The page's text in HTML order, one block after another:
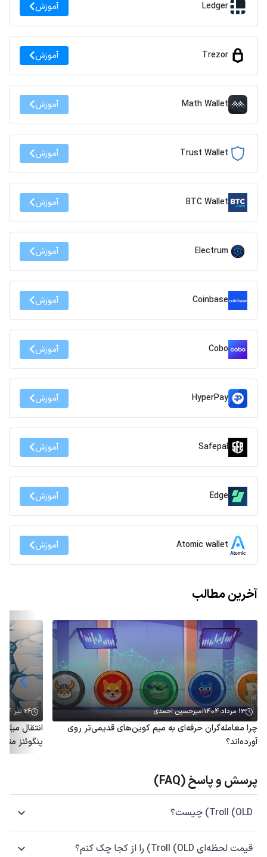
Ledger آموزش
Trezor آموزش
Math Wallet آموزش
Trust Wallet آموزش
BTC Wallet آموزش
Electrum آموزش
Coinbase آموزش
Cobo آموزش
HyperPay آموزش
Safepal آموزش
Edge آموزش
Atomic wallet آموزش
آخرین مطالب
13 مرداد 1404 امیرحسین احمدی
چرا معامله‌گران حرفه‌ای به میم کوین‌های قدیمی‌تر روی
آورده‌اند؟
26 تیر 1404
پنگوئنز
پرسش و پاسخ (FAQ)
Troll (OLD) چیست؟
قیمت لحظه‌ای Troll (OLD) را از کجا چک کنم؟